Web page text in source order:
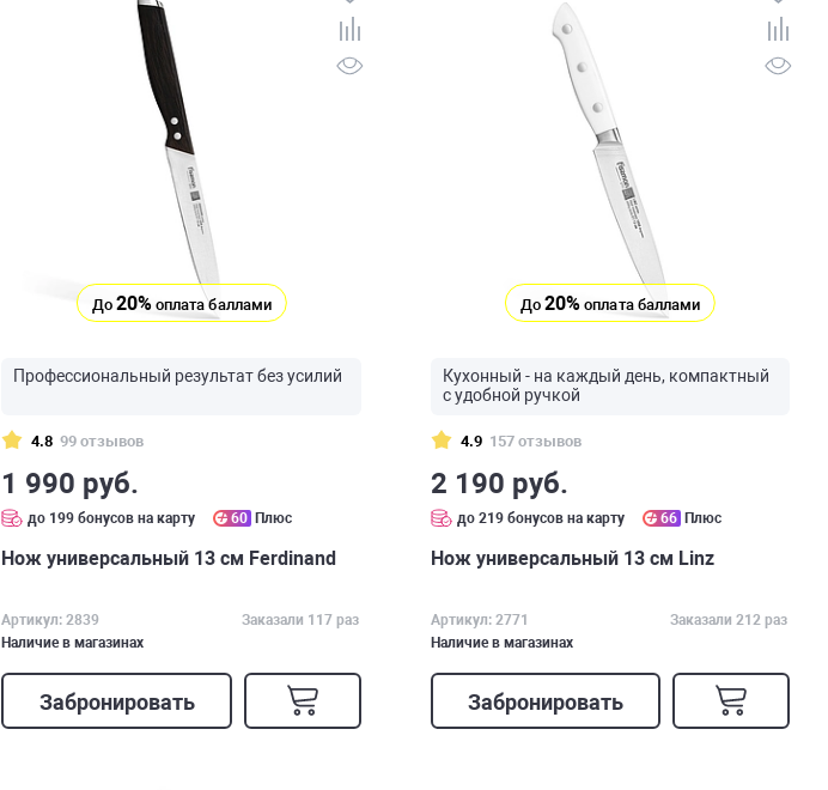
До 20%оплата баллами
Профессиональный результат без усилий
4.8 99 отзывов
1 990 руб.
до 199 бонусов на карту 60 Плюс
Нож универсальный 13 см Ferdinand
Артикул: 2839
Заказали 117 раз
Наличие в магазинах
Забронировать
До20% оплата баллами
Кухонный - на каждый день, компактный
с удобной ручкой
4.9 157 отзывов
2 190 руб.
до 219 бонусов на карту 66 Плюс
Нож универсальный 13 см Linz
Артикул: 2771
Заказали 212 раз
Наличие в магазинах
Забронировать